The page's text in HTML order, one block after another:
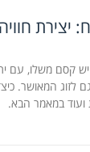
יצירת
קסם משלו, עם
לזוג המאושר.
ועוד במאמר הבא.